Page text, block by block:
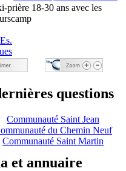
prière 18-30 ans avec les
questions
Communauté Saint Jean
du Chemin Neuf
Communauté Saint Martin
et annuaire